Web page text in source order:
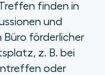
finden in
und
Büro förderlicher
z. B. bei
oder